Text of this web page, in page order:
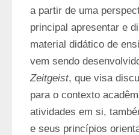
a partir de uma
principal apresentar e
material didático de
Zeitgeist, que visa
para o contexto
atividades em si,
e seus princípios